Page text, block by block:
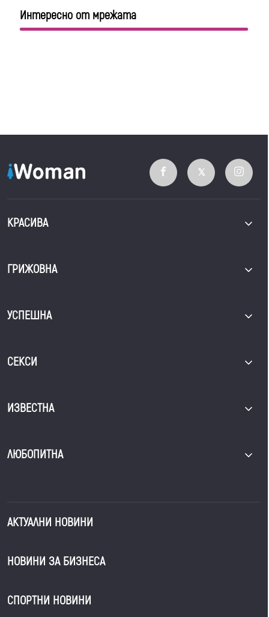
Интересно от мрежата
КРАСИВА
ГРИЖОВНА
УСПЕШНА
СЕКСИ
ИЗВЕСТНА
ЛЮБОПИТНА
АКТУАЛНИ НОВИНИ
НОВИНИ ЗА БИЗНЕСА
СПОРТНИ НОВИНИ